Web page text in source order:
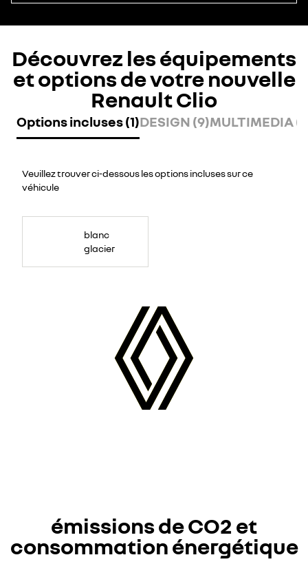
Découvrez les équipements
et options de votre nouvelle
Renault Clio
Options incluses (1)DESIGN (9)MULTIMEDIA
Veuillez trouver ci-dessous les options incluses sur ce
véhicule
blanc
glacier
émissions de CO2 et
consommation énergétique